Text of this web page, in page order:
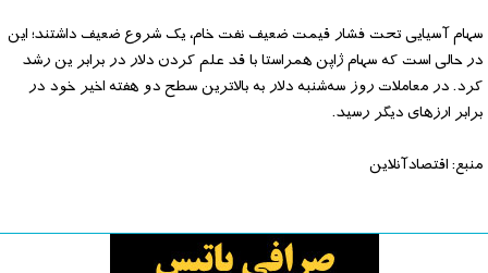
سهام آسیایی تحت فشار قیمت ضعیف نفت خام، یک شروع ضعیف داشتند؛ این
در حالی است که سهام ژاپن همراستا با قد علم کردن دلار در برابر ین رشد
کرد. در معاملات روز سه‌شنبه دلار به بالاترین سطح دو هفته اخیر خود در
برابر ارزهای دیگر رسید.
منبع: اقتصادآنلاین